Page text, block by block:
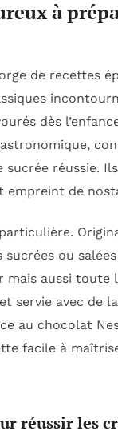
à
de recettes
dès
sucrée réussie.
empreint de
sucrées ou
aussi toute
servie avec de la
au chocolat
facile à
réussir les